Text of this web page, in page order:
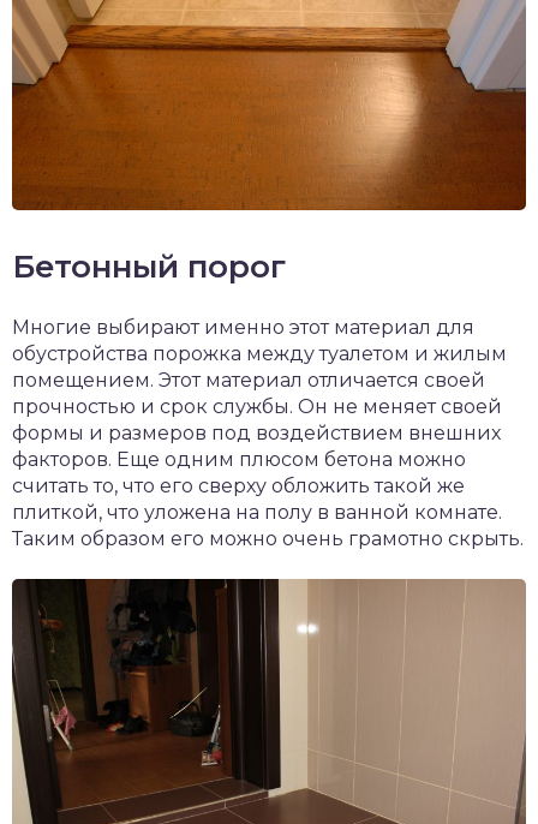
Бетонный порог
Многие выбирают именно этот материал для
обустройства порожка между туалетом и жилым
помещением. Этот материал отличается своей
прочностью и срок службы. Он не меняет своей
формы и размеров под воздействием внешних
факторов. Еще одним плюсом бетона можно
считать то, что его сверху обложить такой же
плиткой, что уложена на полу в ванной комнате.
Таким образом его можно очень грамотно скрыть.